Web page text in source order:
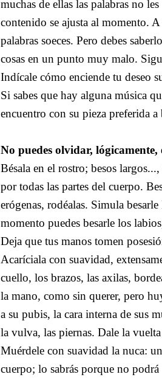
muchas de ellas las palabras no
contenido se ajusta al momento. A
palabras soeces. Pero debes
cosas en un punto muy malo.
Indícale cómo enciende tu deseo
Si sabes que hay alguna música
encuentro con su pieza preferida
No puedes olvidar, lógicamente,
Bésala en el rostro; besos
por todas las partes del cuerpo.
erógenas, rodéalas. Simula
momento puedes besarle los
Deja que tus manos tomen
Acaríciala con suavidad,
cuello, los brazos, las axilas,
la mano, como sin querer, pero
a su pubis, la cara interna de sus
la vulva, las piernas. Dale la
Muérdele con suavidad la nuca:
cuerpo; lo sabrás porque no